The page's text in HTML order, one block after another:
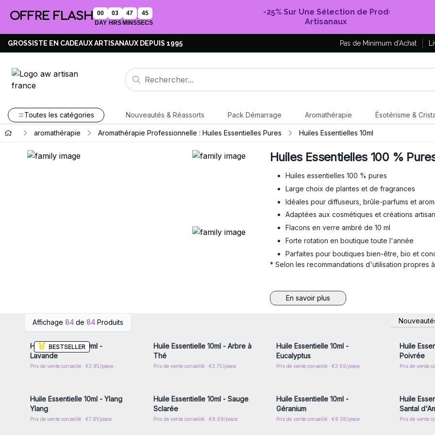
OFFRE FLASH
00
DAY
03
HRS
47
MINS
44
SECS
-25% Sur Une Sélection de Produits
Artisanaux
GROSSISTE EN CADEAUX ARTISANAUX DEPUIS 1995 Pas de Minimum d'Achat
Toutes les catégories Nouveautés & Réassorts Pack Démarrage Aromathérapie Ésotérisme &
aromathérapie Aromathérapie Professionnelle : Huiles Essentielles Pures Huiles Essentielles 10ml
Huiles Essentielles 100 %
Huiles essentielles 100 % pures
Large choix de plantes et de fragrances
Idéales pour diffuseurs, brûle-parfums et
Adaptées aux cosmétiques et créations
Flacons en verre ambré de 10 ml
Forte rotation en boutique toute l'année
Parfaites pour boutiques bien-être, bio et
* Selon les recommandations d'utilisation propres
En savoir plus
Affichage 84 de 84 Produits
BESTSELLER
vous pour accéder aux prix de
gros
Huile Essentielle 10ml -
Lavande
Prix de vente conseillé : €3.95/piece
Huile Essentielle 10ml - Arbre à
Thé
Prix de vente conseillé : €3.75/piece
Huile Essentielle 10ml -
Eucalyptus
Prix de vente conseillé : €3.69/piece
vous
Huile
Poivrée
Prix de vente
Connectez-vous ou inscrivez-
Huile Essentielle 10ml - Ylang
Ylang
Prix de vente conseillé : €7.81/piece
Connectez-vous ou inscrivez-
Huile Essentielle 10ml - Sauge
Sclarée
Prix de vente conseillé : €8.69/piece
Connectez-vous ou inscrivez-
Huile Essentielle 10ml -
Géranium
Prix de vente conseillé : €9.38/piece
Huile
Santal
Prix de vente
Connectez-vous ou inscrivez-
Connectez-vous ou inscrivez-
Connectez-vous ou inscrivez-